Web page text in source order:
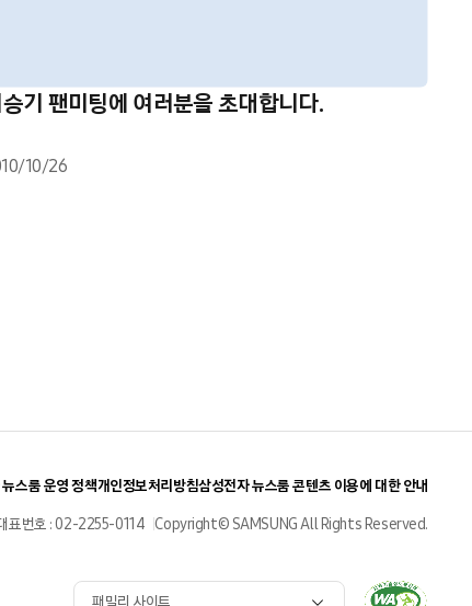
기 팬미팅에 여러분을 초대합니다.
10/26
스룸 운영 정책개인정보처리방침삼성전자 뉴스룸 콘텐츠 이용에 대한 안내
표번호 : 02-2255-0114 Copyright© SAMSUNG All Rights Reserved.